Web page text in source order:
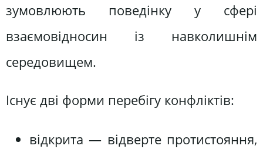
зумовлюють поведінку у сфері
взаємовідносин із навколишнім
середовищем.
Існує дві форми перебігу конфліктів:
відкрита — відверте протистояння,